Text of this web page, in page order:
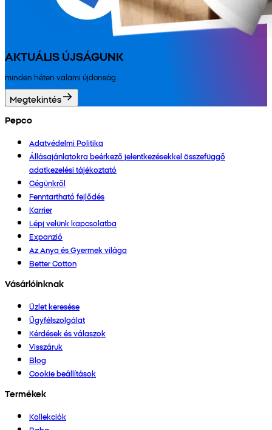
AKTUÁLIS ÚJSÁGUNK
minden héten valami újdonság
Megtekintés
Pepco
Adatvédelmi Politika
Állásajánlatokra beérkező jelentkezésekkel összefüggő
adatkezelési tájékoztató
Cégünkről
Fenntartható fejlődés
Karrier
Lépj velünk kapcsolatba
Expanzió
Az Anya és Gyermek világa
Better Cotton
Vásárlóinknak
Üzlet keresése
Ügyfélszolgálat
Kérdések és válaszok
Visszáruk
Blog
Cookie beállítások
Termékek
Kollekciók